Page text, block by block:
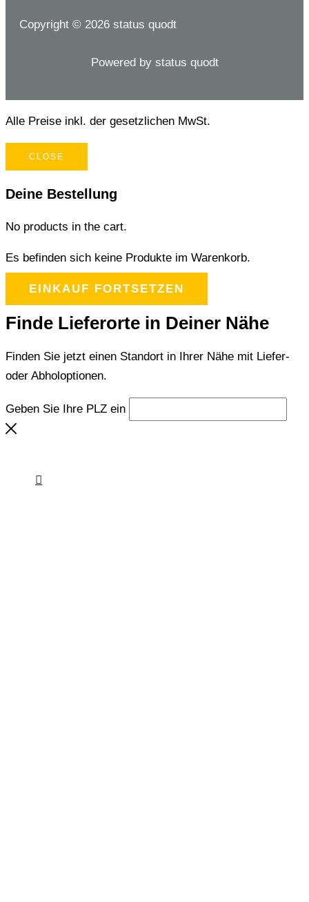
Copyright © 2026 status quodt
Powered by status quodt
Alle Preise inkl. der gesetzlichen MwSt.
CLOSE
Deine Bestellung
No products in the cart.
Es befinden sich keine Produkte im Warenkorb.
EINKAUF FORTSETZEN
Finde Lieferorte in Deiner Nähe
Finden Sie jetzt einen Standort in Ihrer Nähe mit Liefer-
oder Abholoptionen.
Geben Sie Ihre PLZ ein